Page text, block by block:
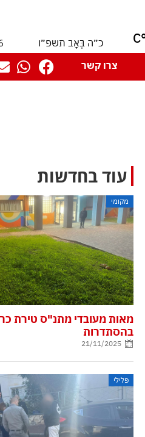
כ״ה בְּאָב תשפ״ו
צרו קשר
עוד בחדשות
מקומי
מאות מעובדי מתנ"ס טירת
בהסתדרות
21/11/2025
פלילי